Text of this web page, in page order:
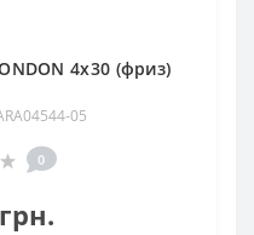
4x30 (фриз)
05
0